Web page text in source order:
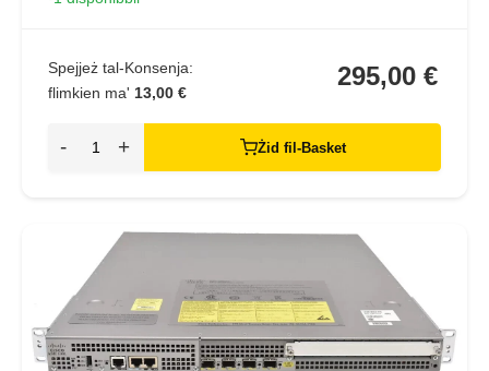
Spejjeż tal-Konsenja:
flimkien ma' 13,00 €
295,00 €
- + Żid fil-Basket